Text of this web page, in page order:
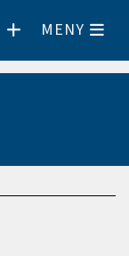
MENY